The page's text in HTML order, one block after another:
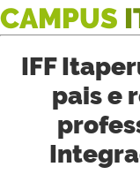
CAMPUS
IFF
pais e